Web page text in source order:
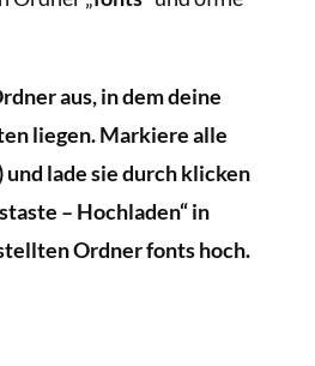
aus, in dem deine
liegen. Markiere alle
lade sie durch klicken
– Hochladen“ in
Ordner fonts hoch.